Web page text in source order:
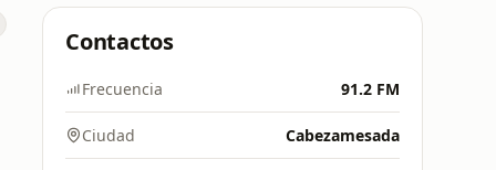
Contactos
Frecuencia 91.2 FM
Ciudad Cabezamesada